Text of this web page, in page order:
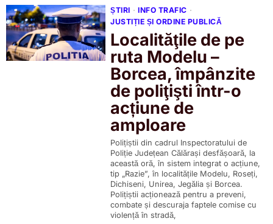
ȘTIRI · INFO TRAFIC ·
JUSTIȚIE ȘI ORDINE PUBLICĂ
Localităţile de pe
ruta Modelu –
Borcea, împânzite
de poliţişti într-o
acțiune de
amploare
Polițiștii din cadrul Inspectoratului de
Poliție Județean Călărași desfășoară, la
această oră, în sistem integrat o acțiune,
tip „Razie”, în localitățile Modelu, Roseți,
Dichiseni, Unirea, Jegălia și Borcea.
Polițiștii acționează pentru a preveni,
combate și descuraja faptele comise cu
violență în stradă,